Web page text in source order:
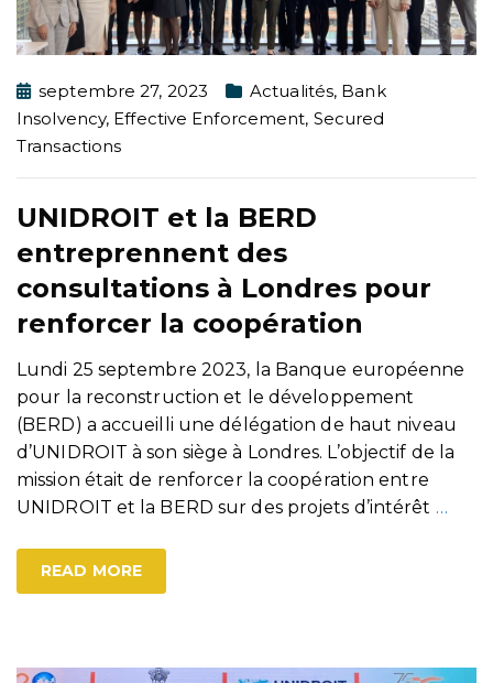
septembre 27, 2023 Actualités, Bank
Insolvency, Effective Enforcement, Secured
Transactions
UNIDROIT et la BERD
entreprennent des
consultations à Londres pour
renforcer la coopération
Lundi 25 septembre 2023, la Banque européenne
pour la reconstruction et le développement
(BERD) a accueilli une délégation de haut niveau
d’UNIDROIT à son siège à Londres. L’objectif de la
mission était de renforcer la coopération entre
UNIDROIT et la BERD sur des projets d’intérêt …
READ MORE